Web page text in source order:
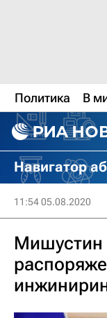
Политика В
Навигатор
11:54 05.08.2020
Мишустин